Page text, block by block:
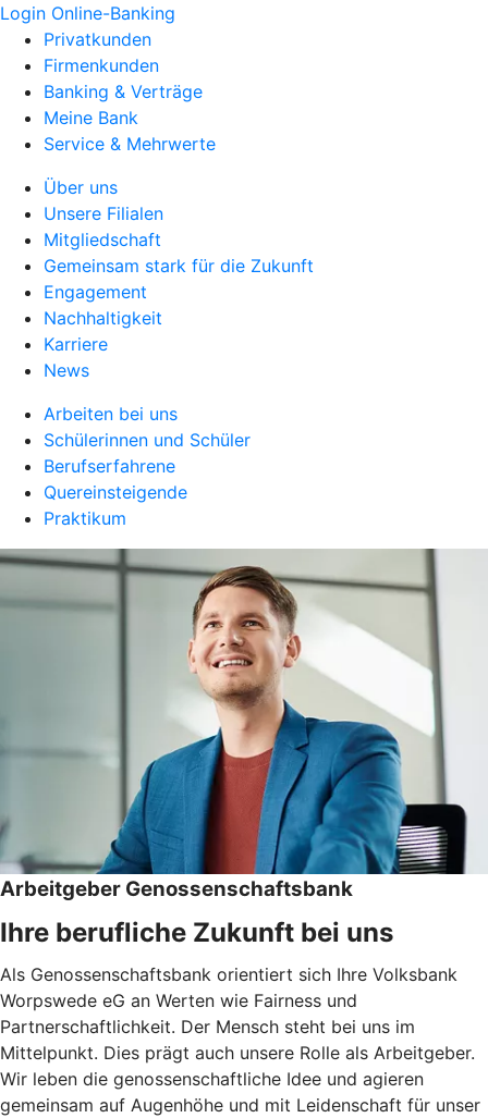
Login Online-Banking
Privatkunden
Firmenkunden
Banking & Verträge
Meine Bank
Service & Mehrwerte
Über uns
Unsere Filialen
Mitgliedschaft
Gemeinsam stark für die Zukunft
Engagement
Nachhaltigkeit
Karriere
News
Arbeiten bei uns
Schülerinnen und Schüler
Berufserfahrene
Quereinsteigende
Praktikum
Arbeitgeber Genossenschaftsbank
Ihre berufliche Zukunft bei uns
Als Genossenschaftsbank orientiert sich Ihre Volksbank
Worpswede eG an Werten wie Fairness und
Partnerschaftlichkeit. Der Mensch steht bei uns im
Mittelpunkt. Dies prägt auch unsere Rolle als Arbeitgeber.
Wir leben die genossenschaftliche Idee und agieren
gemeinsam auf Augenhöhe und mit Leidenschaft für unser